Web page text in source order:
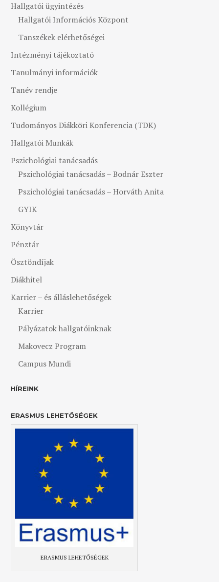
Hallgatói ügyintézés
Hallgatói Információs Központ
Tanszékek elérhetőségei
Intézményi tájékoztató
Tanulmányi információk
Tanév rendje
Kollégium
Tudományos Diákköri Konferencia (TDK)
Hallgatói Munkák
Pszichológiai tanácsadás
Pszichológiai tanácsadás – Bodnár Eszter
Pszichológiai tanácsadás – Horváth Anita
GYIK
Könyvtár
Pénztár
Ösztöndíjak
Diákhitel
Karrier – és álláslehetőségek
Karrier
Pályázatok hallgatóinknak
Makovecz Program
Campus Mundi
HÍREINK
ERASMUS LEHETŐSÉGEK
ERASMUS LEHETŐSÉGEK